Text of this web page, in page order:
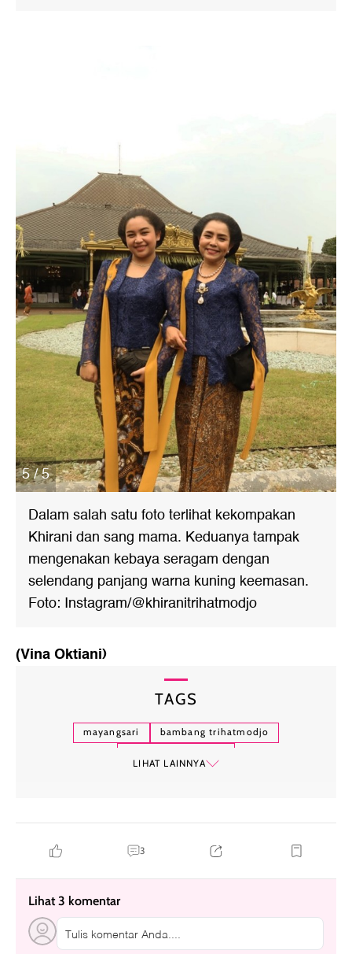
5 / 5
Dalam salah satu foto terlihat kekompakan
Khirani dan sang mama. Keduanya tampak
mengenakan kebaya seragam dengan
selendang panjang warna kuning keemasan.
Foto: Instagram/@khiranitrihatmodjo
(Vina Oktiani)
TAGS
mayangsari
bambang trihatmodjo
LIHAT LAINNYA
3
Lihat 3 komentar
Tulis komentar Anda....